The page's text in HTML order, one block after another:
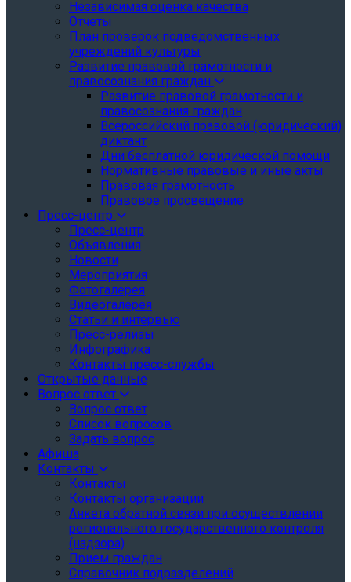
Независимая оценка качества
Отчеты
План проверок подведомственных
учреждений культуры
Развитие правовой грамотности и
правосознания граждан
Развитие правовой грамотности и
правосознания граждан
Всероссийский правовой (юридический)
диктант
Дни бесплатной юридической помощи
Нормативные правовые и иные акты
Правовая грамотность
Правовое просвещение
Пресс-центр
Пресс-центр
Объявления
Новости
Мероприятия
Фотогалерея
Видеогалерея
Статьи и интервью
Пресс-релизы
Инфографика
Контакты пресс-службы
Открытые данные
Вопрос ответ
Вопрос ответ
Список вопросов
Задать вопрос
Афиша
Контакты
Контакты
Контакты организации
Анкета обратной связи при осуществлении
регионального государственного контроля
(надзора)
Прием граждан
Справочник подразделений